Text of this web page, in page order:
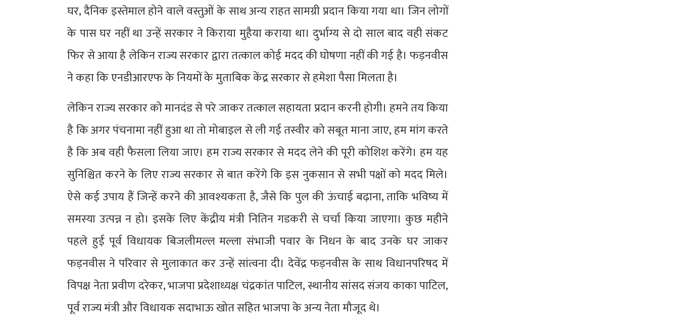
घर, दैनिक इस्तेमाल होने वाले वस्तुओं के साथ अन्य राहत सामग्री प्रदान किया गया था। जिन लोगों
के पास घर नहीं था उन्हें सरकार ने किराया मुहैया कराया था। दुर्भाग्य से दो साल बाद वही संकट
फिर से आया है लेकिन राज्य सरकार द्वारा तत्काल कोई मदद की घोषणा नहीं की गई है। फड़नवीस
ने कहा कि एनडीआरएफ के नियमों के मुताबिक केंद्र सरकार से हमेशा पैसा मिलता है।
लेकिन राज्य सरकार को मानदंड से परे जाकर तत्काल सहायता प्रदान करनी होगी। हमने तय किया
है कि अगर पंचनामा नहीं हुआ था तो मोबाइल से ली गई तस्वीर को सबूत माना जाए, हम मांग करते
है कि अब वही फैसला लिया जाए। हम राज्य सरकार से मदद लेने की पूरी कोशिश करेंगे। हम यह
सुनिश्चित करने के लिए राज्य सरकार से बात करेंगे कि इस नुकसान से सभी पक्षों को मदद मिले।
ऐसे कई उपाय हैं जिन्हें करने की आवश्यकता है, जैसे कि पुल की ऊंचाई बढ़ाना, ताकि भविष्य में
समस्या उत्पन्न न हो। इसके लिए केंद्रीय मंत्री नितिन गडकरी से चर्चा किया जाएगा। कुछ महीने
पहले हुई पूर्व विधायक बिजलीमल्ल मल्ला संभाजी पवार के निधन के बाद उनके घर जाकर
फड़नवीस ने परिवार से मुलाकात कर उन्हें सांत्वना दी। देवेंद्र फड़नवीस के साथ विधानपरिषद में
विपक्ष नेता प्रवीण दरेकर, भाजपा प्रदेशाध्यक्ष चंद्रकांत पाटिल, स्थानीय सांसद संजय काका पाटिल,
पूर्व राज्य मंत्री और विधायक सदाभाऊ खोत सहित भाजपा के अन्य नेता मौजूद थे।